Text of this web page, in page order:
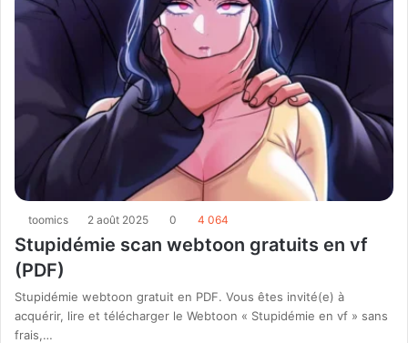
toomics 2 août 2025 0 4 064
Stupidémie scan webtoon gratuits en vf
(PDF)
Stupidémie webtoon gratuit en PDF. Vous êtes invité(e) à
acquérir, lire et télécharger le Webtoon « Stupidémie en vf » sans
frais,…